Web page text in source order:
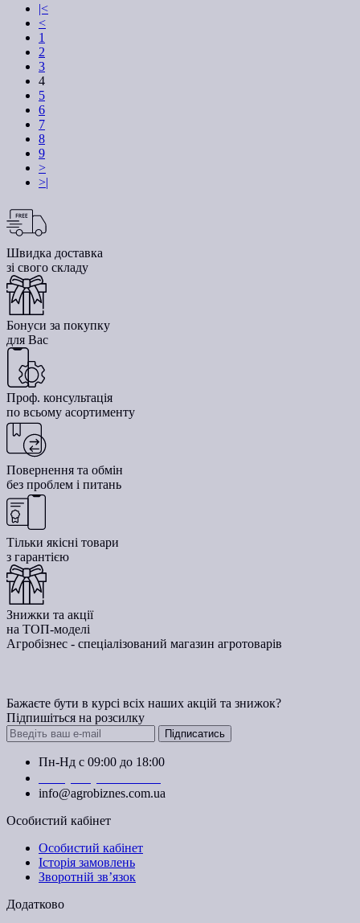
|<
<
1
2
3
4
5
6
7
8
9
>
>|
Швидка доставка
зі свого складу
Бонуси за покупку
для Вас
Проф. консультація
по всьому асортименту
Повернення та обмін
без проблем і питань
Тільки якісні товари
з гарантією
Знижки та акції
на ТОП-моделі
Агробізнес - спеціалізований магазин агротоварів
Бажаєте бути в курсі всіх наших акцій та знижок?
Підпишіться на розсилку
Підписатись
Пн-Нд с 09:00 до 18:00
info@agrobiznes.com.ua
Особистий кабінет
Особистий кабінет
Історія замовлень
Зворотній зв’язок
Додатково